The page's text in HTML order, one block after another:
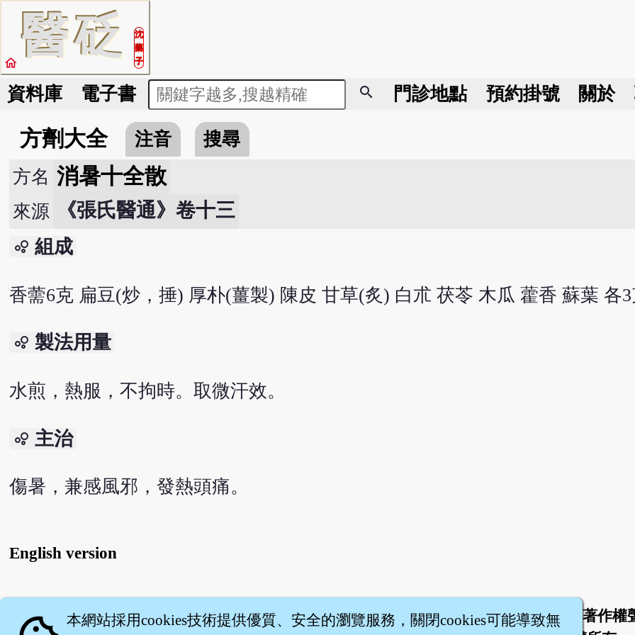
醫砭
沈
藥
子
home
資料庫 電子書 search 門診地點 預約掛號 關於
方劑大全 注音
搜尋
方名 消暑十全散
來源 《張氏醫通》卷十三
bubble_chart 組成
香薷6克 扁豆(炒，捶) 厚朴(薑製) 陳皮 甘草(炙) 白朮 茯苓 木瓜 藿香 蘇葉 各
bubble_chart 製法用量
水煎，熱服，不拘時。取微汗效。
bubble_chart 主治
傷暑，兼感風邪，發熱頭痛。
English version
關於 | 聯絡我們 服務條款 隱私權條款
著作權
本網站採用cookies技術提供優質、安全的瀏覽服務，關閉cookies可能導致無